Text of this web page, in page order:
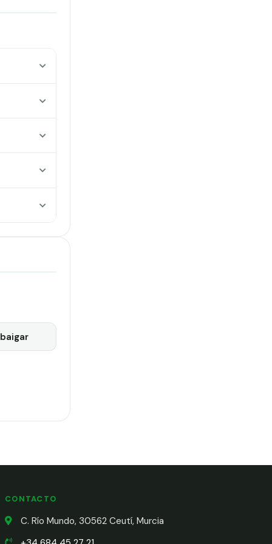
CONTACTO
C. Río Mundo, 30562 Ceutí, Murcia